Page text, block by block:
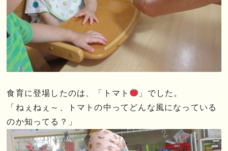
食育に登場したのは、「トマト
」でした。
「ねぇねぇ～、トマトの中ってどんな風になっている
のか知ってる？」